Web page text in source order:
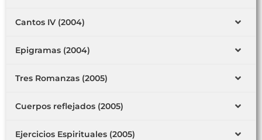
Cantos IV (2004)
Epigramas (2004)
Tres Romanzas (2005)
Cuerpos reflejados (2005)
Ejercicios Espirituales (2005)